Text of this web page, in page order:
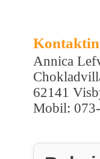
Annica
62141
Mobil: